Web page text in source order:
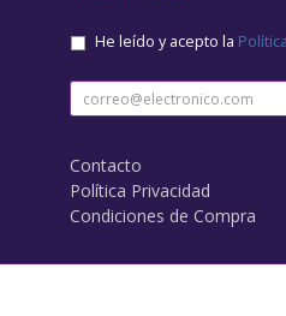
He leído y acepto la
Contacto
Política Privacidad
Condiciones de Compra